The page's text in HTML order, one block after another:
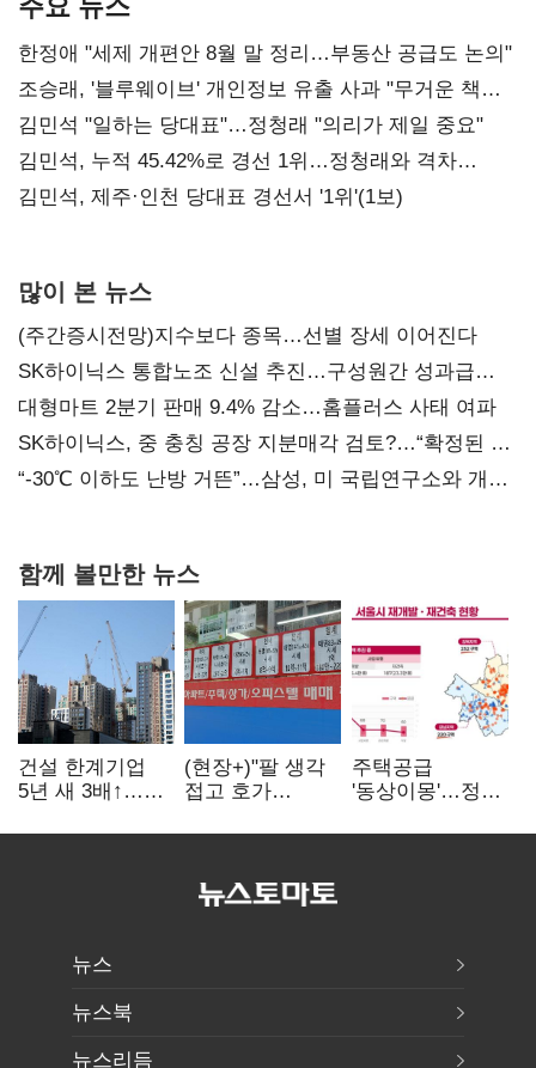
한정애 "세제 개편안 8월 말 정리…부동산 공급도 논의"
조승래, '블루웨이브' 개인정보 유출 사과 "무거운 책임
통감"
김민석 "일하는 당대표"…정청래 "의리가 제일 중요"
김민석, 누적 45.42%로 경선 1위…정청래와 격차
0.86%p(2보)
김민석, 제주·인천 당대표 경선서 '1위'(1보)
많이 본 뉴스
(주간증시전망)지수보다 종목…선별 장세 이어진다
SK하이닉스 통합노조 신설 추진…구성원간 성과급
불만 확산
대형마트 2분기 판매 9.4% 감소…홈플러스 사태 여파
SK하이닉스, 중 충칭 공장 지분매각 검토?…“확정된 바
없어”
“-30℃ 이하도 난방 거뜬”…삼성, 미 국립연구소와 개발
함께 볼만한 뉴스
건설 한계기업
5년 새 3배↑…
재무 부담 확대
(현장+)"팔 생각
접고 호가
똘똘한 한 채'
주택공급
'동상이몽'…정부
없으면 '공수표'
뉴스
뉴스북
뉴스리듬